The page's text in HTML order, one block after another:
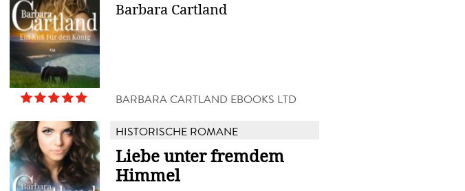
Barbara Cartland
BARBARA CARTLAND EBOOKS LTD
HISTORISCHE ROMANE
Liebe unter fremdem
Himmel